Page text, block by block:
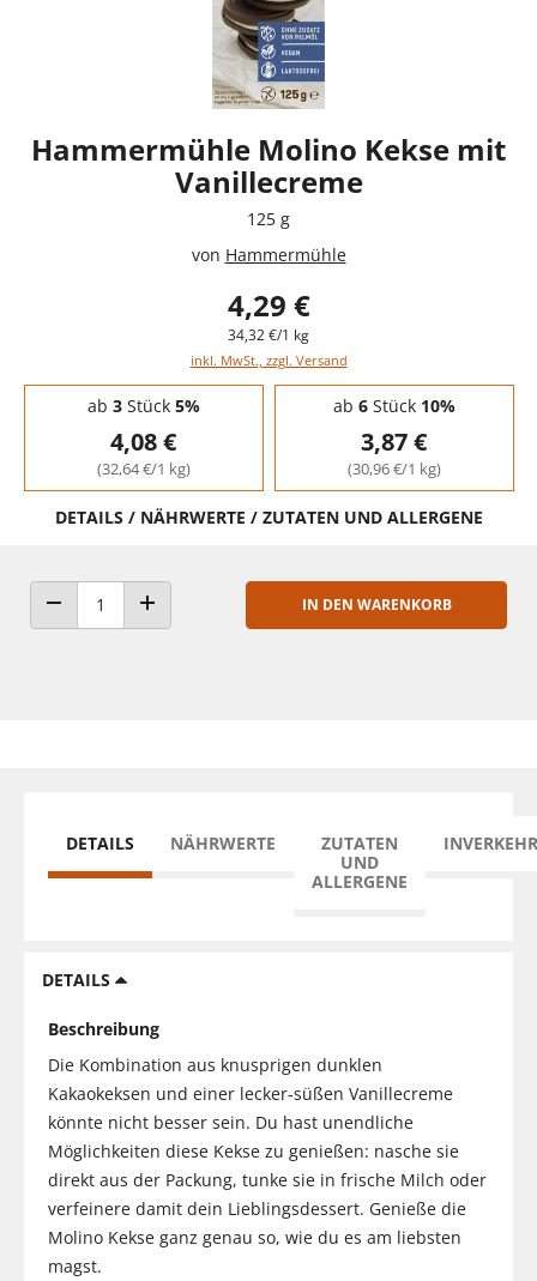
Hammermühle Molino Kekse mit
Vanillecreme
125 g
von Hammermühle
4,29 €
34,32 €/1 kg
inkl. MwSt., zzgl. Versand
Staffelpreise - Mengenrabatt
ab 3Stück 5%
4,08 €
(32,64 €/1 kg)
ab 6Stück 10%
3,87 €
(30,96 €/1 kg)
DETAILS / NÄHRWERTE / ZUTATEN UND ALLERGENE
ANZAHL VERRINGERNANZAHL ERHÖHEN
IN DEN WARENKORB
DETAILS NÄHRWERTE
ZUTATEN
UND
ALLERGENE
DETAILS
Beschreibung
Die Kombination aus knusprigen dunklen
Kakaokeksen und einer lecker-süßen Vanillecreme
könnte nicht besser sein. Du hast unendliche
Möglichkeiten diese Kekse zu genießen: nasche sie
direkt aus der Packung, tunke sie in frische Milch oder
verfeinere damit dein Lieblingsdessert. Genieße die
Molino Kekse ganz genau so, wie du es am liebsten
magst.